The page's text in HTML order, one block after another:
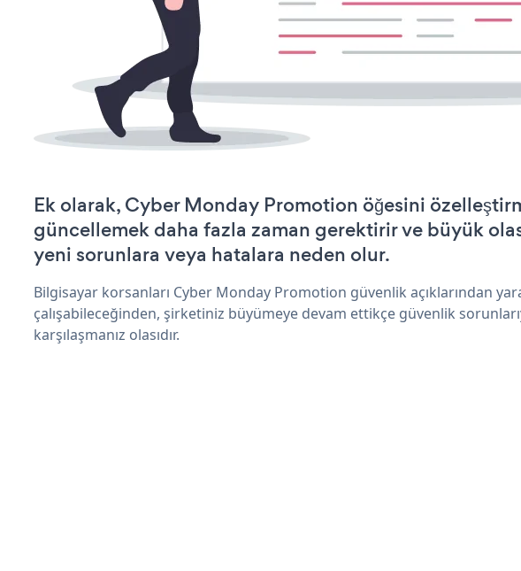
Ek olarak, Cyber Monday Promotion öğesini
güncellemek daha fazla zaman gerektirir ve büyük
yeni sorunlara veya hatalara neden olur.
Bilgisayar korsanları Cyber Monday Promotion güvenlik açıklarından
çalışabileceğinden, şirketiniz büyümeye devam ettikçe güvenlik
karşılaşmanız olasıdır.